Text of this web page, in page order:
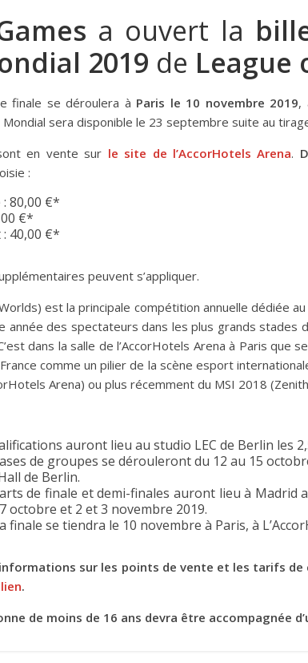
a ouvert la
2019 de League
finale se déroulera à Paris le 10 novembre 2019,
sera disponible le 23 septembre suite au
en vente sur le site de l’AccorHotels Arena.
:
80,00 €*
€*
40,00 €*
peuvent s’appliquer.
est la principale compétition annuelle dédiée
année des spectateurs dans les plus grands
dans la salle de l’AccorHotels Arena à Paris que
comme un pilier de la scène esport
Arena) ou plus récemment du MSI 2018
auront lieu au studio LEC de Berlin les
de groupes se dérouleront du 12 au 15
de Berlin.
de finale et demi-finales auront lieu à Madrid
octobre et 2 et 3 novembre 2019.
finale se tiendra le 10 novembre à Paris, à
sur les points de vente et les tarifs
lien.
de moins de 16 ans devra être accompagnée